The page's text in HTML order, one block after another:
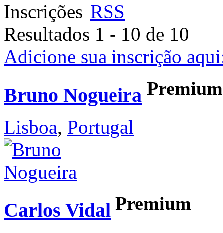
Inscrições
Resultados 1 - 10 de 10
Adicione sua inscrição
Bruno Nogueira Premium
Lisboa, Portugal
Carlos Vidal Premium